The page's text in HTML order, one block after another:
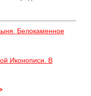
Белокаменное
Иконописи. В